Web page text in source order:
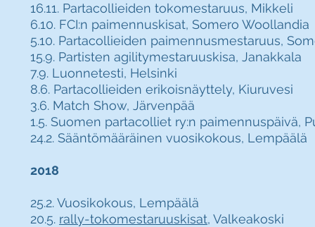
16.11. Partacollieiden tokomestaruus, Mikkeli
6.10. FCI:n paimennuskisat, Somero Woollandia
5.10. Partacollieiden paimennusmestaruus,
15.9. Partisten agilitymestaruuskisa, Janakkala
7.9. Luonnetesti, Helsinki
8.6. Partacollieiden erikoisnäyttely, Kiuruvesi
3.6. Match Show, Järvenpää
1.5. Suomen partacolliet ry:n paimennuspäivä,
24.2. Sääntömääräinen vuosikokous, Lempäälä
2018
25.2. Vuosikokous, Lempäälä
20.5. rally-tokomestaruuskisat, Valkeakoski